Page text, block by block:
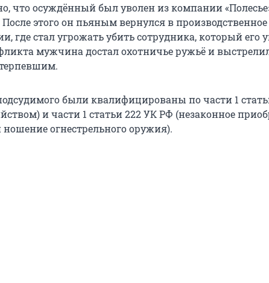
что осуждённый был уволен из компании
После этого он пьяным вернулся в
где стал угрожать убить сотрудника, который его
мужчина достал охотничье ружьё и выстрелил
были квалифицированы по части 1
и части 1 статьи 222 УК РФ (незаконное
ношение огнестрельного оружия).